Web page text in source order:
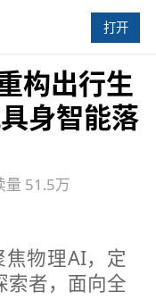
打开
构出行生
身智能落
量 51.5万
物理AI，定
索者，面向全